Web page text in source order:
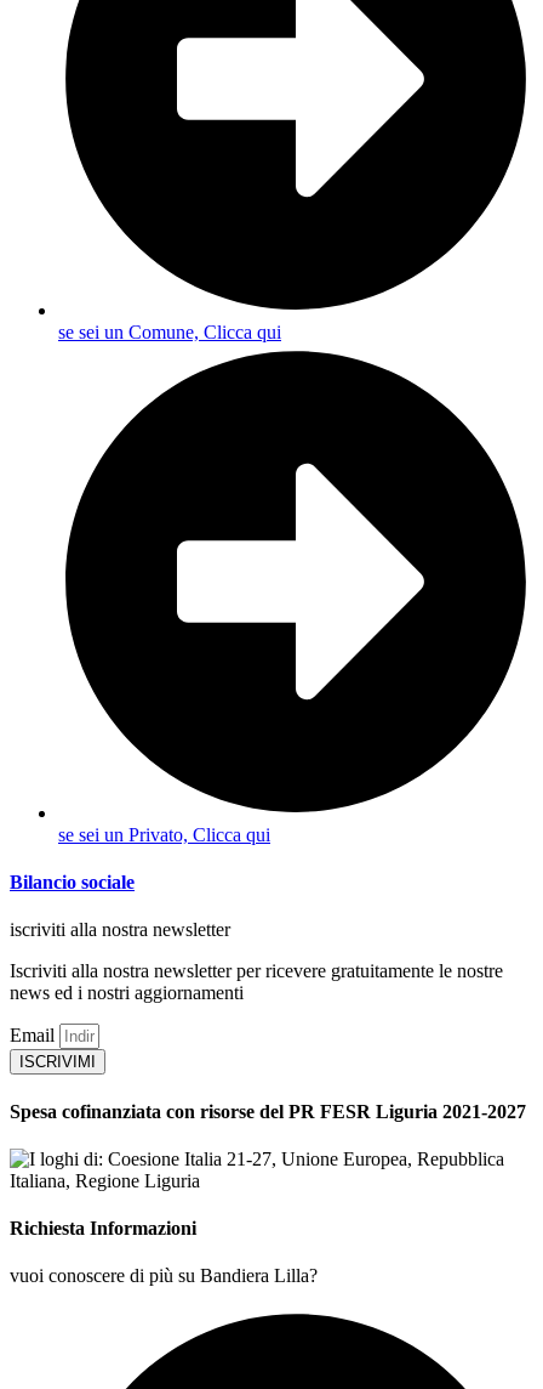
se sei un Comune, Clicca qui
se sei un Privato, Clicca qui
Bilancio sociale
iscriviti alla nostra newsletter
Iscriviti alla nostra newsletter per ricevere gratuitamente le nostre
news ed i nostri aggiornamenti
Email
ISCRIVIMI
Spesa cofinanziata con risorse del PR FESR Liguria 2021-2027
Richiesta Informazioni
vuoi conoscere di più su Bandiera Lilla?